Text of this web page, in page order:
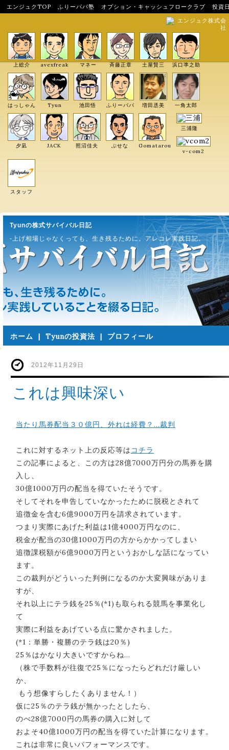
エンジュクTOP ふりーパパ塾 オプション・キャッシュフロークラブ
投資
エンジュク株式会
社
上総介 avexfreak マネー 斉藤正章 土屋賢三 浜口準之助
はっしゃん Tyun 池田悟 ふりーパパ 増田丞美 一角太郎
夕凪 JACK 照沼佳夫 ぶせな Gomatarou
三浦隆
v-com2
スタッフ
Tyunの株式サバイバル日記
-上げ相場じゃなくっても、生き残るために。アレコレ実践日記。
ホーム | Tyunの投資法 | プロフィール
2012年11月29日
これは興味深い
当たり馬券配当３０億円、外れは経費？…裁判
これに対するネット上の反応等は コチラ
この記事によると、この方は28億7000万円分の馬券を購
入し、
30億1000万円の配当を得ていたそうです。
そしてそれを申告していなかったために脱税とされて
追徴金を含む6億9000万円を請求されています。
つまり実際にあげた利益は1億4000万円なのに、
税金が配当の30億1000万円の方からかかってしまい
追徴課税額が6億9000万円というおかしな話になってい
ます。
この裁判がどういった判例になるのか大変興味がありま
すが、
それ以上にテラ銭を25％(*1)も取られる競馬を事業化し
て
実際に利益をあげている点に驚かされました。
(*1：単勝・複勝のテラ銭は20％)
25％はかなり大きいですからね…
（株で手数料が往復で25％になったらどれだけ厳しい
か、
もう想像すらしたくありません！）
仮に25％のテラ銭が無かったとしたら、
のべ28億7000円の馬券の購入に対して
およそ40億1000万円の配当を得ていた計算になります。
これは非常に良いパフォーマンスです。